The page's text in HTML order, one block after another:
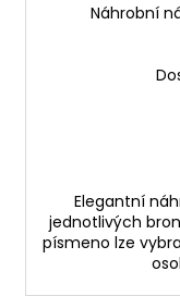
Náhrobní
Elegantní
jednotlivých
písmeno lze